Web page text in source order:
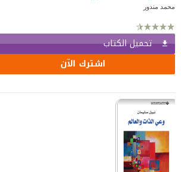
محمد مندور
تحميل الكتاب
اشترك الآن